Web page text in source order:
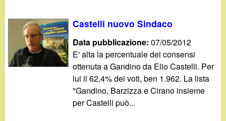
Castelli nuovo Sindaco
Data pubblicazione:07/05/2012
E' alta la percentuale dei consensi
ottenuta a Gandino da Elio Castelli. Per
lui il 62,4% dei voti, ben 1.962. La lista
"Gandino, Barzizza e Cirano insieme
per Castelli può...